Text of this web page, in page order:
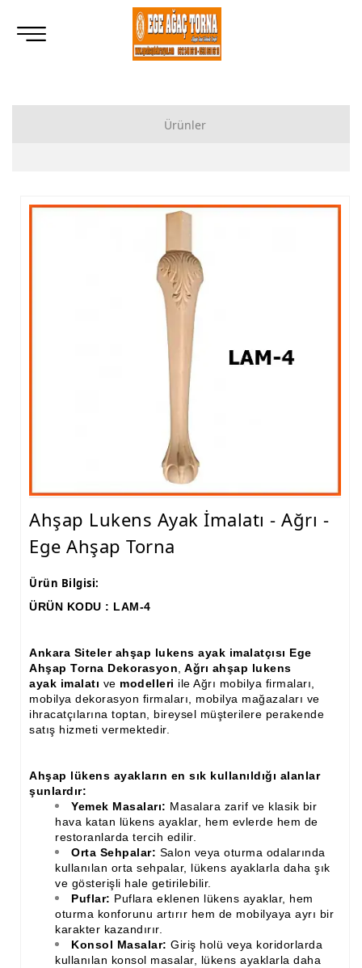
Ürünler
Ham Ahşap Göbekli Masa Ayak İmalatı, Modelleri
Ham Ahşap Yemek Masası İmalatı, Modelleri
Ham Ahşap Sandalye İmalatı, Modelleri
Ham Ahşap Zigon Sehpa İmalatı, Modelleri
Ham Ahşap Fiskos Sehpa İmalatı, Modelleri
Ham Ahşap Tv Ünitesi (Plazma) İmalatı, Modelleri
Ham Ahşap Dresuar İmalatı, Modelleri
Ham Ahşap Konsol İmalatı, Modelleri
Ham Ahşap Saksılık Çiçeklik İmalatı, Modelleri
Ham Ahşap Makyaj Masası İmalatı Modelleri
Ham Ahşap Çalışma Masası İmalatı, Modelleri
Ham Ahşap Komodin İmalatı, Modelleri
Ham Ahşap Boy Aynası İmalatı, Modelleri
Ham Ahşap Şifonyer İmalatı Modelleri
Ham Ahşap Vitrin İmalatı, Modelleri
Ham Ahşap Gümüşlük, Kaşıklık İmalatı, Modelleri
Ham Ahşap Koltuk İmalatı, Modelleri
Ham Ahşap Josefin Koltuk İskelet İmalatı, Modelleri
Ham Ahşap Ayna Çerçeve İmalatı, Modelleri
Ham Ahşap Dekoratif Ürün İmalatı, Modelleri
Ahşap Lukens Ayak İmalatı - Ağrı -
Ege Ahşap Torna
Ürün Bilgisi:
ÜRÜN KODU : LAM-4
Ankara Siteler ahşap lukens ayak imalatçısı Ege
Ahşap Torna Dekorasyon Ağrı ahşap lukens
ayak imalatı ve modelleri ile Ağrı mobilya firmaları,
mobilya dekorasyon firmaları, mobilya mağazaları ve
ihracatçılarına toptan, bireysel müşterilere perakende
satış hizmeti vermektedir.
Ahşap lükens ayakların en sık kullanıldığı alanlar
şunlardır:
Yemek Masaları: Masalara zarif ve klasik bir
hava katan lükens ayaklar, hem evlerde hem de
restoranlarda tercih edilir.
Orta Sehpalar: Salon veya oturma odalarında
kullanılan orta sehpalar, lükens ayaklarla daha şık
ve gösterişli hale getirilebilir.
Puflar: Puflara eklenen lükens ayaklar, hem
oturma konforunu artırır hem de mobilyaya ayrı bir
karakter kazandırır.
Konsol Masalar: Giriş holü veya koridorlarda
kullanılan konsol masalar, lükens ayaklarla daha